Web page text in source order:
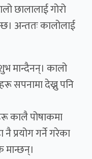
छालालाई गोरो
अन्ततः कालोलाई
मान्दैनन्। कालो
सपनामा देख्नु पनि
कालै पोषाकमा
प्रयोग गर्ने गरेका